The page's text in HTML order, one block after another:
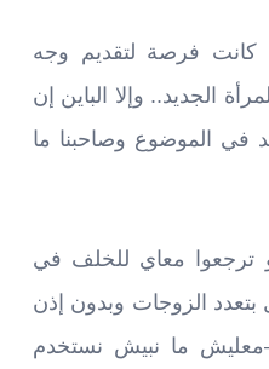
كانت فرصة لتقديم وجه
الجديد.. وإلا الباين إن
في الموضوع وصاحبنا ما
ترجعوا معاي للخلف في
بتعدد الزوجات وبدون إذن
ما نبيش نستخدم